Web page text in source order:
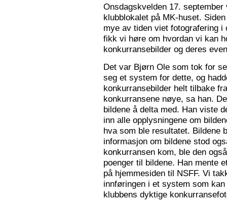
Onsdagskvelden 17.
klubblokalet på MK-huset.
mye av tiden viet fotografering
fikk vi høre om hvordan vi kan
konkurransebilder og deres
Det var Bjørn Ole som tok for
seg et system for dette, og
konkurransebilder helt tilbake
konkurransene nøye, sa han.
bildene å delta med. Han viste
inn alle opplysningene om
hva som ble resultatet. Bildene
informasjon om bildene stod
konkurransen kom, ble den
poenger til bildene. Han mente
på hjemmesiden til NSFF. Vi
innføringen i et system som
klubbens dyktige